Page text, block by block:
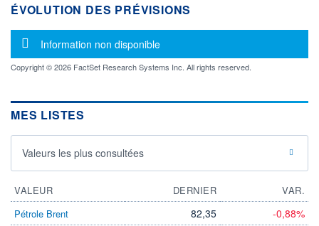
LIMITE À LA
BAISSE
0,000
LIMITE À LA
HAUSSE
0,000
ESTIMÉ 2026
-
2026
-
DIVIDENDE
0,00 CHF
DERNIER
DIVIDENDE
ÉLIGIBILITÉ
Non éligible
Boursobank
ÉVOLUTION DES PRÉVISIONS
Message d'information
Information non disponible
Copyright © 2026 FactSet Research Systems Inc. All rights reserved.
MES LISTES
Valeurs les plus consultées
VALEUR DERNIER
VAR.
Pétrole Brent
82,35 -0,88%